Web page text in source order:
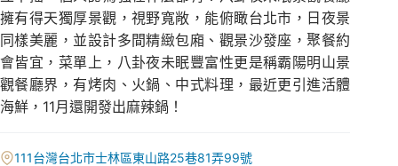
擁有得天獨厚景觀，視野寬敞，能俯瞰台北市，日夜景
同樣美麗，並設計多間精緻包廂、觀景沙發座，聚餐約
會皆宜，菜單上，八卦夜未眠豐富性更是稱霸陽明山景
觀餐廳界，有烤肉、火鍋、中式料理，最近更引進活體
海鮮，11月還開發出麻辣鍋！
111台灣台北市士林區東山路25巷81弄99號